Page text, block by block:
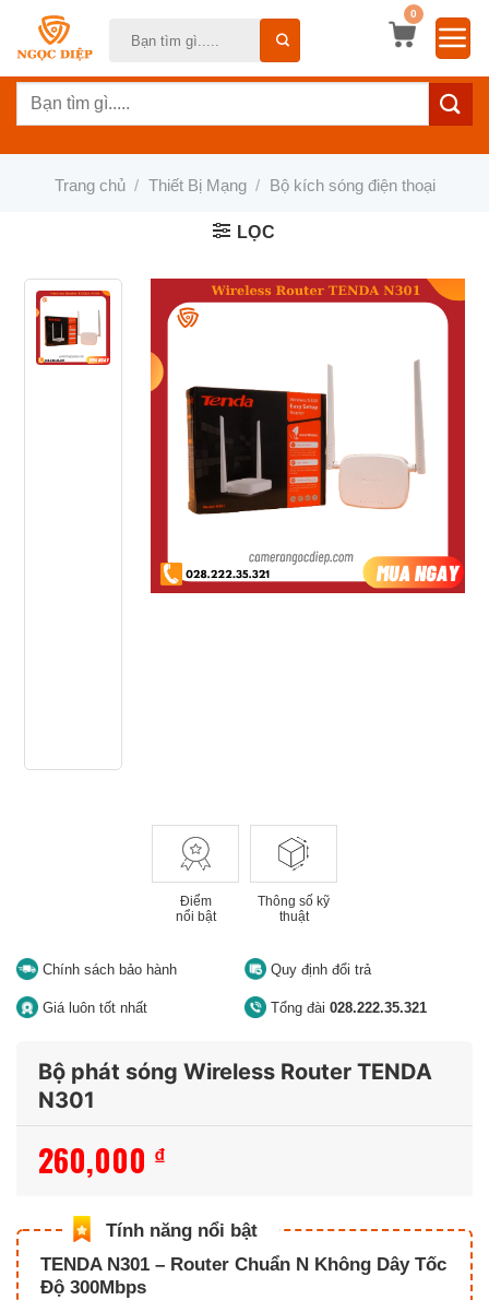
dung
0
Tìm
Trang chủ / Thiết Bị Mạng / Bộ kích sóng điện thoại
LỌC
Điểm
nổi bật
Thông số kỹ
thuật
Chính sách bảo hành Quy định đổi trả
Giá luôn tốt nhất Tổng đài 028.222.35.321
Bộ phát sóng Wireless Router TENDA
N301
260,000 ₫
TENDA N301 – Router Chuẩn N Không Dây Tốc
Độ 300Mbps